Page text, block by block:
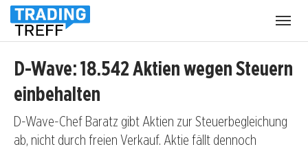
D-Wave: 18.542 Aktien wegen Steuern
einbehalten
D-Wave-Chef Baratz gibt Aktien zur Steuerbegleichung
ab, nicht durch freien Verkauf. Aktie fällt dennoch